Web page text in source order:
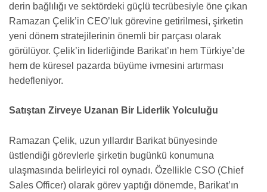
derin bağlılığı ve sektördeki güçlü tecrübesiyle öne çıkan
Ramazan Çelik’in CEO’luk görevine getirilmesi, şirketin
yeni dönem stratejilerinin önemli bir parçası olarak
görülüyor. Çelik’in liderliğinde Barikat’ın hem Türkiye’de
hem de küresel pazarda büyüme ivmesini artırması
hedefleniyor.
Satıştan Zirveye Uzanan Bir Liderlik Yolculuğu
Ramazan Çelik, uzun yıllardır Barikat bünyesinde
üstlendiği görevlerle şirketin bugünkü konumuna
ulaşmasında belirleyici rol oynadı. Özellikle CSO (Chief
Sales Officer) olarak görev yaptığı dönemde, Barikat’ın